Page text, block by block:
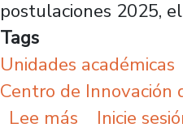
postulaciones 2025,
Tags
Unidades académicas
Centro de Innovación
Lee más sobre
Inicie